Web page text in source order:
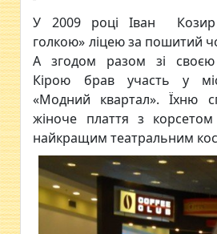
У 2009 році Іван Козир
голкою» ліцею за пошитий
А згодом разом зі своєю
Кірою брав участь у
«Модний квартал». Їхню
жіноче плаття з
найкращим театральним